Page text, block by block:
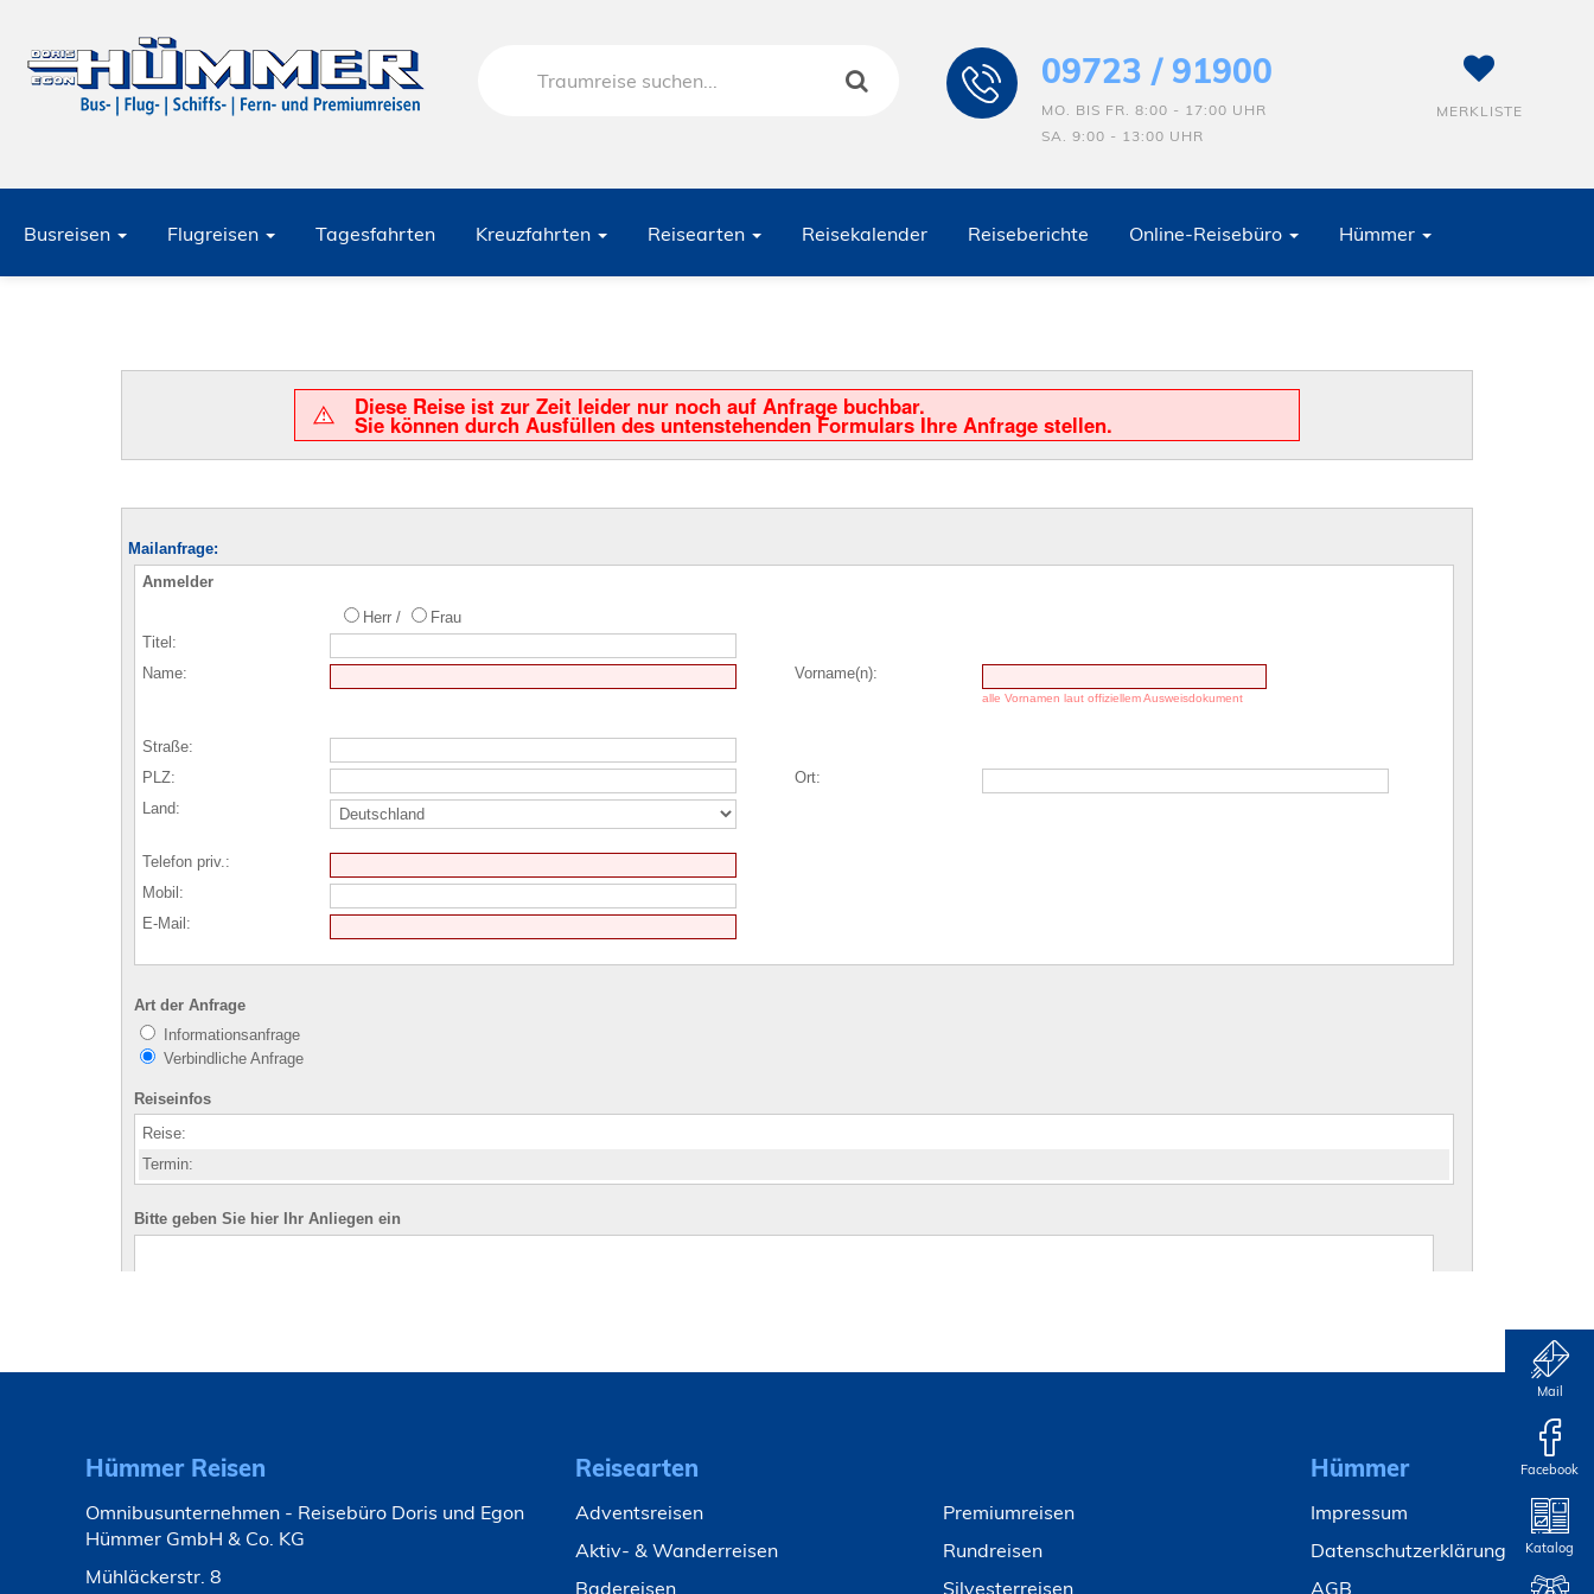
09723 / 91900
MO. BIS FR. 8:00 - 17:00 UHR
SA. 9:00 - 13:00 UHR
MERKLISTE
Busreisen Flugreisen Tagesfahrten Kreuzfahrten Reisearten Reisekalender Reiseberichte Online-Reisebüro Hümmer
Mail
Facebook
Katalog
Hümmer Reisen
Omnibusunternehmen - Reisebüro Doris und Egon
Hümmer GmbH & Co. KG
Mühläckerstr. 8
Reisearten
Adventsreisen
Aktiv- & Wanderreisen
Badereisen
Premiumreisen
Rundreisen
Silvesterreisen
Hümmer
Impressum
Datenschutzerklärung
AGB